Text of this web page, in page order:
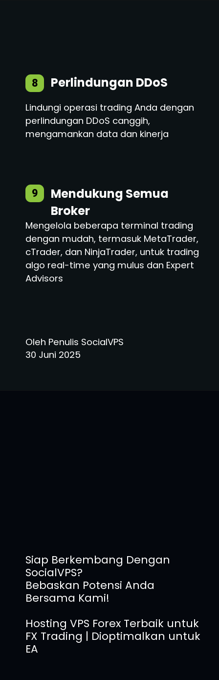
Perlindungan DDoS
8
Mendukung Semua
Broker
9
Lindungi operasi trading Anda dengan
perlindungan DDoS canggih,
mengamankan data dan kinerja
Oleh Penulis SocialVPS
30 Juni 2025
Mengelola beberapa terminal trading
dengan mudah, termasuk MetaTrader,
cTrader, dan NinjaTrader, untuk trading
algo real-time yang mulus dan Expert
Advisors
Siap Berkembang Dengan
SocialVPS?
Bebaskan Potensi Anda
Bersama Kami!
Hosting VPS Forex Terbaik untuk
FX Trading | Dioptimalkan untuk
EA